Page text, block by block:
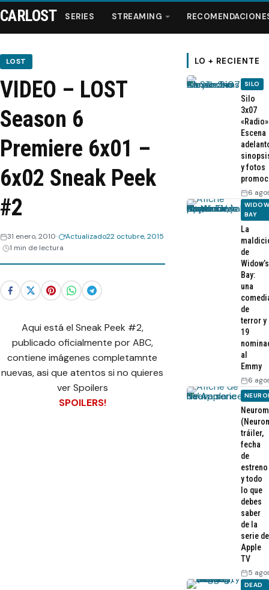
Series
Streaming
Recomendaciones
CARLOST SERIES STREAMING
LOST
VIDEO – LOST
Season 6
Premiere 6x01 –
6x02 Sneak Peek
#2
31 enero, 2010 Actualizado22 octubre, 2015
1 min de lectura
Aqui está el Sneak Peek #2,
publicado oficialmente por ABC,
contiene imágenes completamnte
nuevas, asi que atentos si no quieres
ver Spoilers
SPOILERS!
LO + RECIENTE
SILO
Silo
3x07
Escena
y fotos
6
BAY
La
de
Widow’s
Bay:
una
de
terror y
19
al
Emmy
6
tráiler,
fecha
de
estreno
y todo
lo que
debes
saber
de la
serie de
Apple
TV
5
DEAD